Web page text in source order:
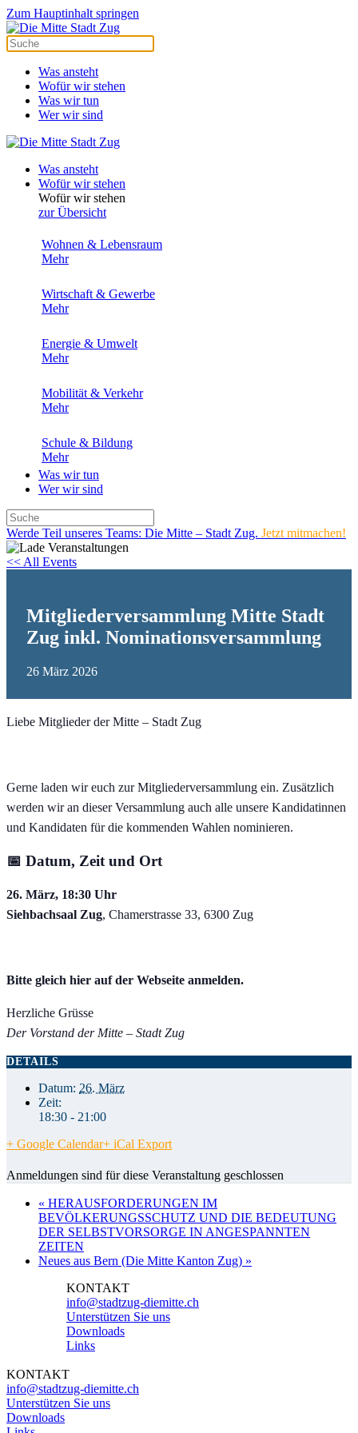
Zum Hauptinhalt springen
Was ansteht
Wofür wir stehen
Was wir tun
Wer wir sind
Was ansteht
Wofür wir stehen
Wofür wir stehen
zur Übersicht
Wohnen & Lebensraum
Mehr
Wirtschaft & Gewerbe
Mehr
Energie & Umwelt
Mehr
Mobilität & Verkehr
Mehr
Schule & Bildung
Mehr
Was wir tun
Wer wir sind
Werde Teil unseres Teams: Die Mitte – Stadt Zug. Jetzt mitmachen!
<< All Events
Mitgliederversammlung Mitte Stadt
Zug inkl. Nominationsversammlung
26 März 2026
Liebe Mitglieder der Mitte – Stadt Zug
Gerne laden wir euch zur Mitgliederversammlung ein. Zusätzlich
werden wir an dieser Versammlung auch alle unsere Kandidatinnen
und Kandidaten für die kommenden Wahlen nominieren.
📅 Datum, Zeit und Ort
26. März, 18:30 Uhr
Siehbachsaal Zug, Chamerstrasse 33, 6300 Zug
Bitte gleich hier auf der Webseite anmelden.
Herzliche Grüsse
Der Vorstand der Mitte – Stadt Zug
DETAILS
Datum: 26. März
Zeit:
18:30 - 21:00
+ Google Calendar+ iCal Export
Anmeldungen sind für diese Veranstaltung geschlossen
« HERAUSFORDERUNGEN IM
BEVÖLKERUNGSSCHUTZ UND DIE BEDEUTUNG
DER SELBSTVORSORGE IN ANGESPANNTEN
ZEITEN
Neues aus Bern (Die Mitte Kanton Zug) »
KONTAKT
info@stadtzug-diemitte.ch
Unterstützen Sie uns
Downloads
Links
KONTAKT
info@stadtzug-diemitte.ch
Unterstützen Sie uns
Downloads